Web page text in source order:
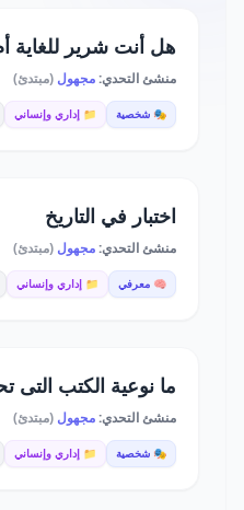
هل أنت شرير للغاية
منشئ التحدي:مجهول (مبتدئ)
🎭 شخصية 📁 إداري وإنساني
اختبار في التاريخ
منشئ التحدي:مجهول (مبتدئ)
🧠 معرفي 📁 إداري وإنساني
ما نوعية الكتب التى
منشئ التحدي:مجهول (مبتدئ)
🎭 شخصية 📁 إداري وإنساني